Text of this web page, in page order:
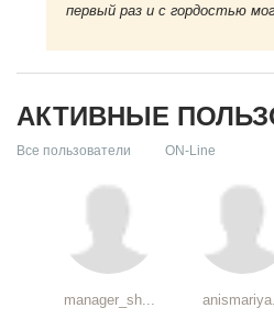
первый раз и с гордостью
хорошая, там есть много
разных мест и ...
АКТИВНЫЕ
Все пользователи ON-Line
manager_sh...